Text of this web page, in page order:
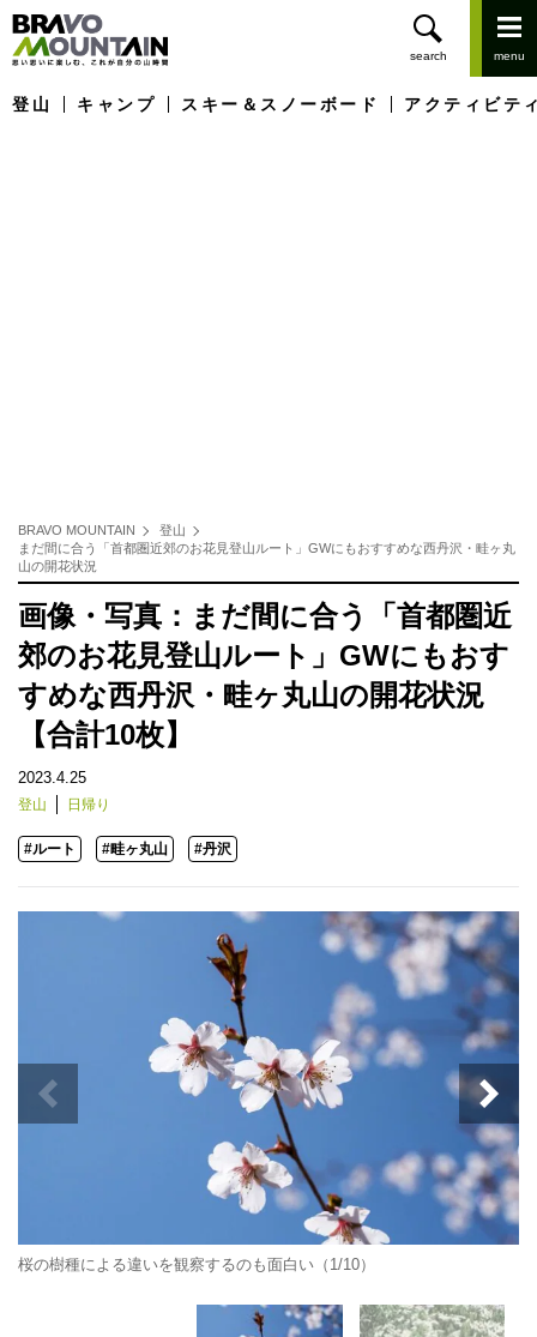
登山 キャンプ スキー＆スノーボード アクティビテ
BRAVO MOUNTAIN
登山
まだ間に合う「首都圏近郊のお花見登山ルート」GWにもおすすめな西丹沢・畦ヶ丸
山の開花状況
画像・写真：まだ間に合う「首都圏近
郊のお花見登山ルート」GWにもおす
すめな西丹沢・畦ヶ丸山の開花状況
【合計10枚】
2023.4.25
登山 日帰り
#ルート #畦ヶ丸山 #丹沢
桜の樹種による違いを観察するのも面白い（1/10）